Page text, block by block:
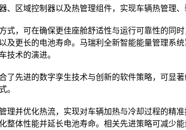
、区域控制器以及热管理组件，实现车辆热管理
式，可在确保更佳座舱舒适性与运行可靠性的同
及更长的电池寿命。马瑞利全新智能能量管理系
技术的演进。
了先进的数字孪生技术与创新的软件策略，可显
。
理并优化热流，实现对车辆加热与冷却过程的精
整体性能并延长电池寿命。相关先进策略可减少